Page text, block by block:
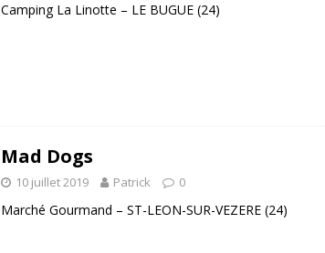
Camping La Linotte – LE BUGUE (24)
Mad Dogs
10 juillet 2019 Patrick 0
Marché Gourmand – ST-LEON-SUR-VEZERE (24)